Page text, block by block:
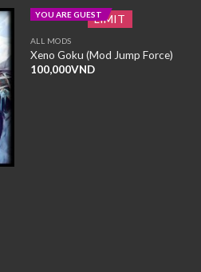
LIMIT
YOU ARE GUEST
ALL MODS
Xeno Goku (Mod Jump Force)
100,000VND